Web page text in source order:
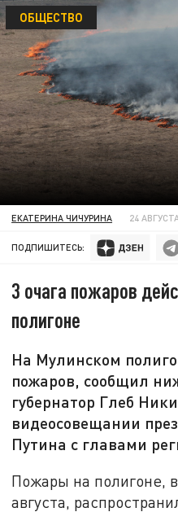
ОБЩЕСТВО
ЕКАТЕРИНА ЧИЧУРИНА 24
ПОДПИШИТЕСЬ:
3 очага пожаров
полигоне
На Мулинском
пожаров, сообщил
губернатор Глеб
видеосовещании
Путина с главами
Пожары на полигоне,
августа,